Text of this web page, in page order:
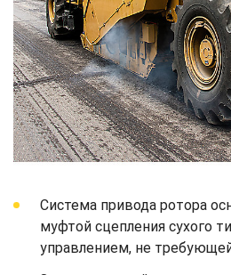
Система привода ротора
муфтой сцепления сухого
управлением, не